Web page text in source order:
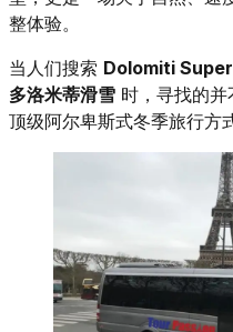
整体验。
当人们搜索 Dolomiti
多洛米蒂滑雪 时，寻找的
顶级阿尔卑斯式冬季旅行方